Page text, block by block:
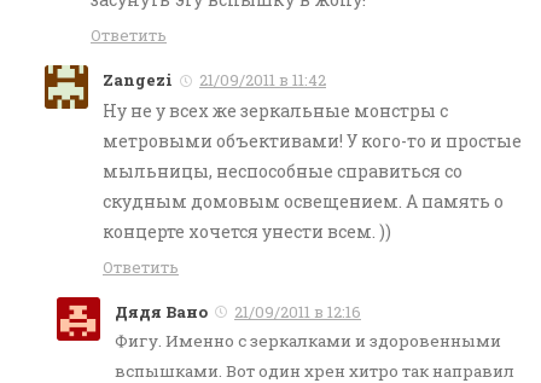
Ответить
Zangezi 21/09/2011 в 11:42
Ну не у всех же зеркальные монстры с
метровыми объективами! У кого-то и простые
мыльницы, неспособные справиться со
скудным домовым освещением. А память о
концерте хочется унести всем. ))
Ответить
Дядя Вано
21/09/2011 в 12:16
Фигу. Именно с зеркалками и здоровенными
вспышками. Вот один хрен хитро так направил